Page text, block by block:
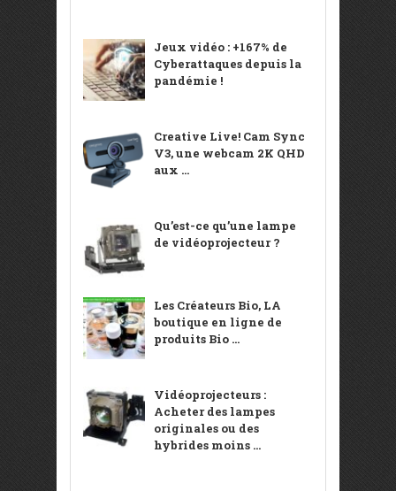
Jeux vidéo : +167% de
Cyberattaques depuis la
pandémie !
Creative Live! Cam Sync
V3, une webcam 2K QHD
aux ...
Qu’est-ce qu’une lampe
de vidéoprojecteur ?
Les Créateurs Bio, LA
boutique en ligne de
produits Bio ...
Vidéoprojecteurs :
Acheter des lampes
originales ou des
hybrides moins ...